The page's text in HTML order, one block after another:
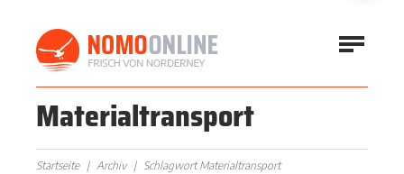
Materialtransport
Startseite Archiv Schlagwort Materialtransport